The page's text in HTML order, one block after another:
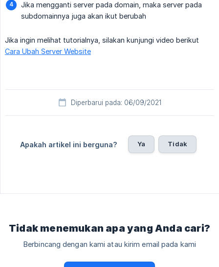
Jika mengganti server pada domain, maka server pada
subdomainnya juga akan ikut berubah
Jika ingin melihat tutorialnya, silakan kunjungi video berikut
Cara Ubah Server Website
Diperbarui pada: 06/09/2021
Apakah artikel ini berguna? Ya Tidak
Tidak menemukan apa yang Anda cari?
Berbincang dengan kami atau kirim email pada kami